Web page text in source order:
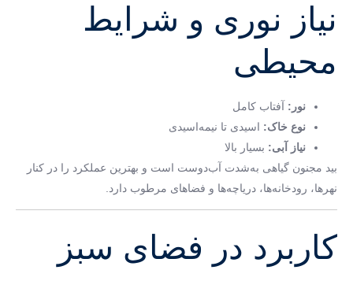
نیاز نوری و شرایط
محیطی
نور: آفتاب کامل
نوع خاک: اسیدی تا نیمه‌اسیدی
نیاز آبی: بسیار بالا
بید مجنون گیاهی به‌شدت آب‌دوست است و بهترین عملکرد را در کنار
نهرها، رودخانه‌ها، دریاچه‌ها و فضاهای مرطوب دارد.
کاربرد در فضای سبز